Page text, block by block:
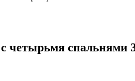
четырьмя спальнями